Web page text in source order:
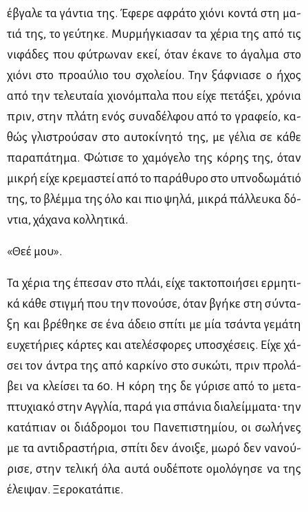
έβγα­λε τα γά­ντια της. Έφε­ρε αφρά­το χιό­νι κο­ντά στη μα­
τιά της, το γεύ­τη­κε. Μυρ­μή­γκια­σαν τα χέ­ρια της από τις
νι­φά­δες που φύ­τρω­ναν εκεί, όταν έκα­νε το άγαλ­μα στο
χιό­νι στο προ­αύ­λιο του σχο­λεί­ου. Την ξάφ­νια­σε ο ήχος
από την τε­λευ­ταία χιο­νό­μπα­λα που εί­χε πε­τά­ξει, χρό­νια
πριν, στην πλά­τη ενός συ­να­δέλ­φου από το γρα­φείο, κα­
θώς γλι­στρού­σαν στο αυ­το­κί­νη­τό της, με γέ­λια σε κά­θε
πα­ρα­πά­τη­μα. Φώ­τι­σε το χα­μό­γε­λο της κό­ρης της, όταν
μι­κρή εί­χε κρε­μα­στεί από το πα­ρά­θυ­ρο στο υπνο­δω­μά­τιό
της, το βλέμ­μα της όλο και πιο ψη­λά, μι­κρά πάλ­λευ­κα δό­
ντια, χά­χα­να κολ­λη­τι­κά.
«Θεέ μου».
Τα χέ­ρια της έπε­σαν στο πλάι, εί­χε τα­κτο­ποι­ή­σει ερ­μη­τι­
κά κά­θε στιγ­μή που την πο­νού­σε, όταν βγή­κε στη σύ­ντα­
ξη και βρέ­θη­κε σε ένα άδειο σπί­τι με μία τσά­ντα γε­μά­τη
ευ­χε­τή­ριες κάρ­τες και ατε­λέ­σφο­ρες υπο­σχέ­σεις. Εί­χε χά­
σει τον άντρα της από καρ­κί­νο στο συ­κώ­τι, πριν προ­λά­
βει να κλεί­σει τα 60. Η κό­ρη της δε γύ­ρι­σε από το με­τα­
πτυ­χια­κό στην Αγ­γλία, πα­ρά για σπά­νια δια­λείμ­μα­τα∙ την
κα­τά­πιαν οι διά­δρο­μοι του Πα­νε­πι­στη­μί­ου, οι σω­λή­νες
με τα αντι­δρα­στή­ρια, σπί­τι δεν άνοι­ξε, μω­ρό δεν να­νού­
ρι­σε, στην τε­λι­κή όλα αυ­τά ου­δέ­πο­τε ομο­λό­γη­σε να της
έλει­ψαν. Ξε­ρο­κα­τά­πιε.